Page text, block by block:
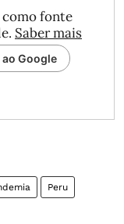
fonte
Saber mais
Google
Peru